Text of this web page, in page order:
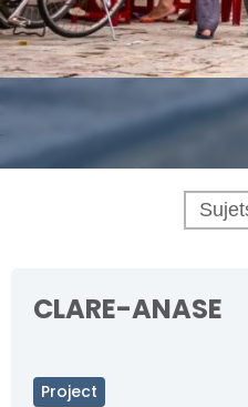
Project
CLARE-ANASE